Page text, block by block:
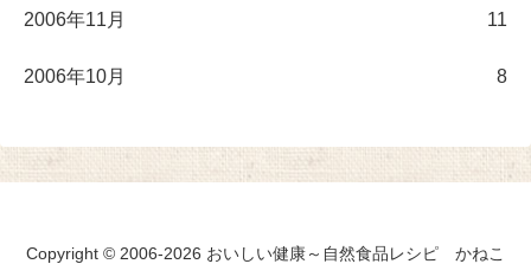
2006年11月 11
2006年10月 8
Copyright © 2006-2026 おいしい健康～自然食品レシピ かねこ